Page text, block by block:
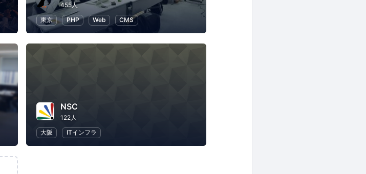
455人
東京
PHP Web CMS
NSC
122人
大阪
ITインフラ